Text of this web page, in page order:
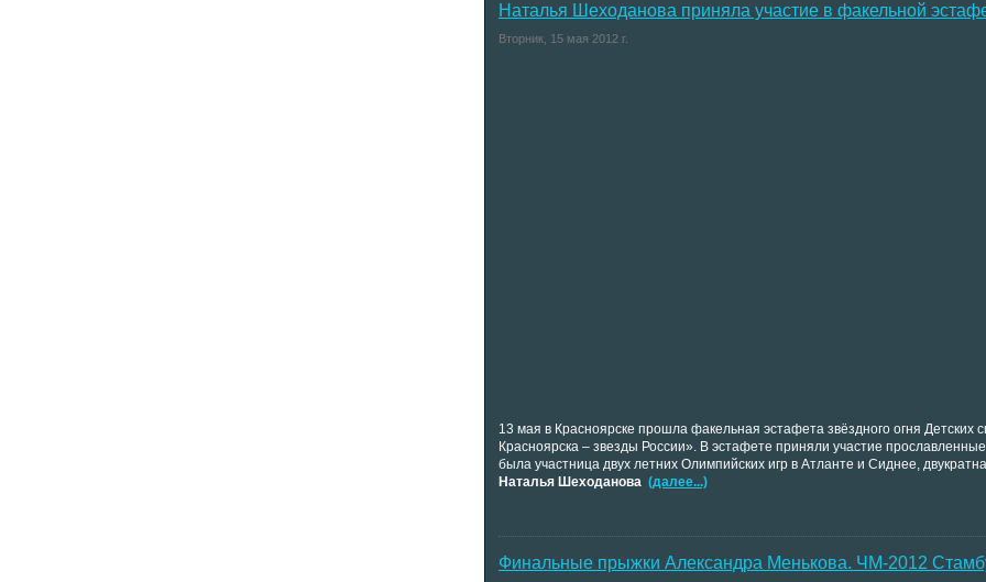
Наталья Шеходанова приняла участие в факельной
Вторник, 15 мая 2012 г.
13 мая в Красноярске прошла факельная эстафета звёздного огня Детских
Красноярска – звезды России». В эстафете приняли участие
была участница двух летних Олимпийских игр в Атланте и Сиднее,
Наталья Шеходанова (далее...)
Финальные прыжки Александра Менькова. ЧМ-2012